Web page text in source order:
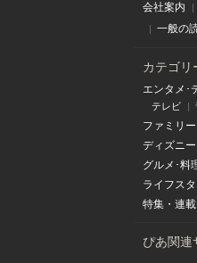
会社案内
一般の
カテゴリ
エンタメ･
テレビ
ファミリー
ディズニー
グルメ･料
ライフス
特集 ・ 連載
ぴあ関連